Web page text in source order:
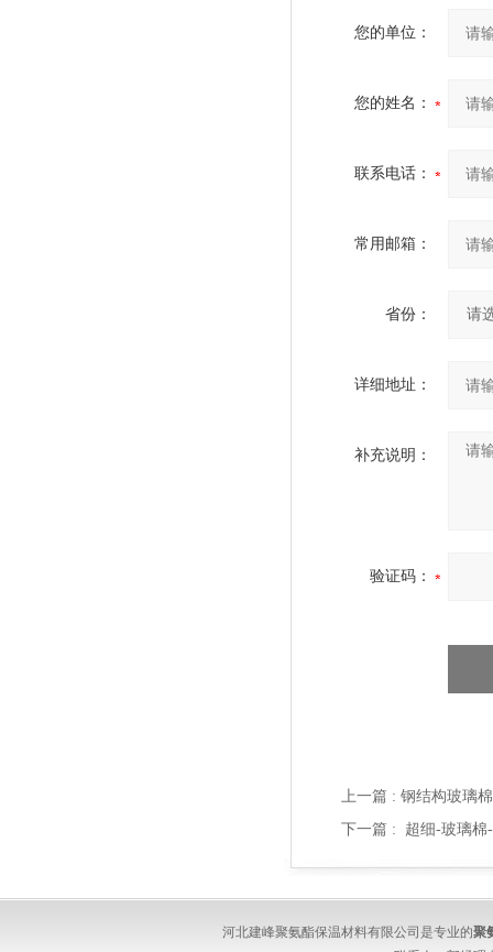
您的单位：
您的姓名：
联系电话：
常用邮箱：
省份：
详细地址：
补充说明：
验证码：
上一篇 : 钢结构玻璃
下一篇 : 超细-玻璃棉
河北建峰聚氨酯保温材料有限公司是专业的聚